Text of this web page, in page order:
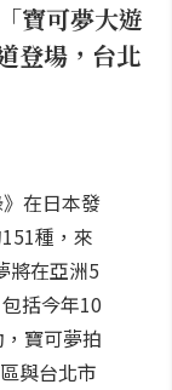
寶可夢大遊
登場，台北
在日本發
種，來
將在亞洲5
括今年10
寶可夢拍
與台北市